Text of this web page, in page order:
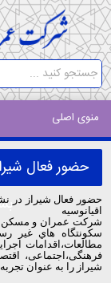
منوی اصلی
حضور فعال
حضور فعال شیراز در
اقیانوسیه
شرکت عمران و مسکن
سکونتگاه هاي غیر
مطالعات،اقدامات
فرهنگی،اجتماعی،
شیراز را به عنوان